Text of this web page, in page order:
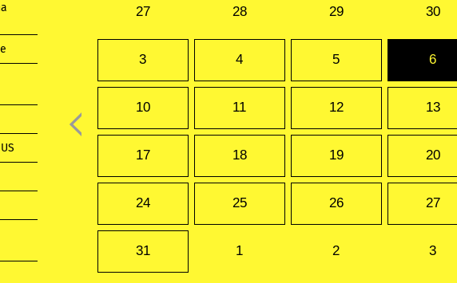
27 28 29 30
3 4 5 6
10 11 12 13
17 18 19 20
24 25 26 27
31 1 2 3